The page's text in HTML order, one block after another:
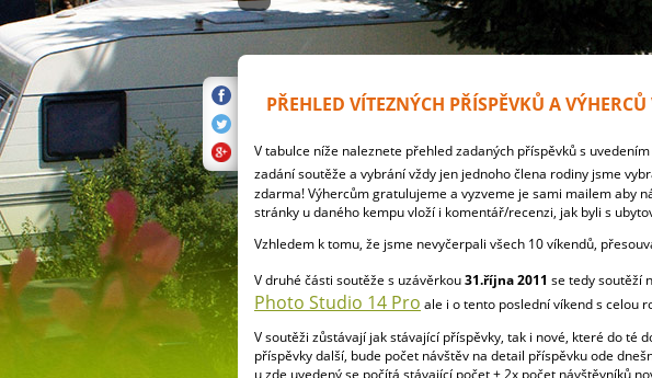
PŘEHLED VÍTEZNÝCH PŘÍSPĚVKŮ A
V tabulce níže naleznete přehled zadaných příspěvků s
zadání soutěže a vybrání vždy jen jednoho člena rodiny jsme
zdarma! Výhercům gratulujeme a vyzveme je sami mailem aby
stránky u daného kempu vloží i komentář/recenzi, jak byli s
Vzhledem k tomu, že jsme nevyčerpali všech 10 víkendů,
V druhé části soutěže s uzávěrkou31.října 2011 se tedy soutěží
Photo Studio 14 Pro ale i o tento poslední víkend s celou
V soutěži zůstávají jak stávající příspěvky, tak i nové, které do té
příspěvky další, bude počet návštěv na detail příspěvku ode
u zde uvedený se počítá stávající počet + 2x počet návštěvníků